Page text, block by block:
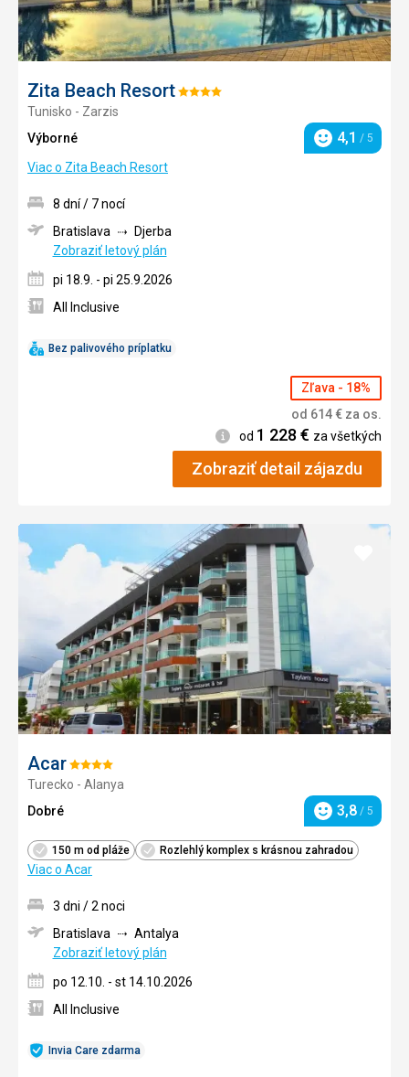
Zita Beach ResortHodnotenie:
Tunisko - Zarzis
Výborné
Hodnotenie
4,1 / 5
Viac o Zita Beach Resort
Bez palivového príplatku
8 dní / 7 nocí
Bratislava
Djerba
Zobraziť letový plán
pi 18.9. - pi 25.9.2026
All Inclusive
Zľava - 18%
od 614€ za os.
Informácie
od 1 228 € za všetkých
Zobraziť detail zájazdu
AcarHodnotenie:
4/5
Turecko - Alanya
Dobré
Hodnotenie
3,8 / 5
150 m od pláže Rozlehlý komplex s krásnou zahradou
Viac o Acar
Invia Care zdarma
3 dni / 2 noci
Bratislava
Antalya
Zobraziť letový plán
po 12.10. - st 14.10.2026
All Inclusive